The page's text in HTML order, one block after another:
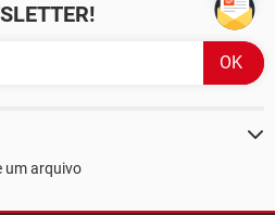
um arquivo